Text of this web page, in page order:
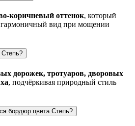
коричневый оттенок, который
гармоничный вид при мощении
дорожек, тротуаров, дворовых
, подчёркивая природный стиль
бордюр цвета Степь?